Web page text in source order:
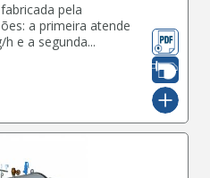
pela
a primeira atende
e a segunda...